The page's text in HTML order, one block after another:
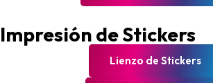
Impresión de Stickers
Lienzo de Stickers